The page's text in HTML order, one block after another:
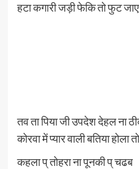
हटा कगारी जड़ी फेकि तो फुट जाए
तव ता पिया जी उपदेश देहल ना
कोरवा में प्यार वाली बतिया होला
कहला प् तोहरा ना पूनकी प् चढब